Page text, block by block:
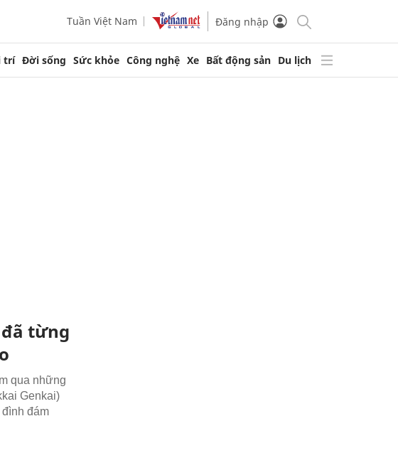
Tuần Việt Nam Đăng nhập
trí Đời sống Sức khỏe Công nghệ Xe Bất động sản Du lịch
từng
qua những
Genkai)
đám